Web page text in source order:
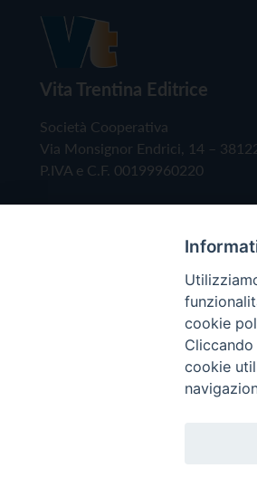
Vita Trentina Editrice
Società Cooperativa
Via Monsignor Endrici, 14 –
P.IVA e C.F. 00199960220
Copyright © 2019 - Tutti i
cookie
cookie